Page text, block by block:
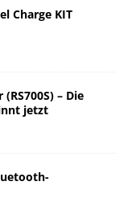
Charge KIT
– Die
jetzt